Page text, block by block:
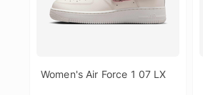
Women's Air Force 1 07 LX